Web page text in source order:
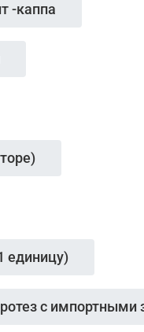
-каппа
единицу)
с импортными